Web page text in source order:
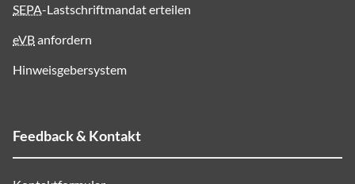
SEPA-Lastschriftmandat erteilen
eVBanfordern
Hinweisgebersystem
Feedback & Kontakt